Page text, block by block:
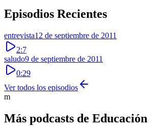
Episodios Recientes
entrevista12 de septiembre de 2011
2:7
saludo9 de septiembre de 2011
0:29
Ver todos los episodios
m
Más podcasts de Educación